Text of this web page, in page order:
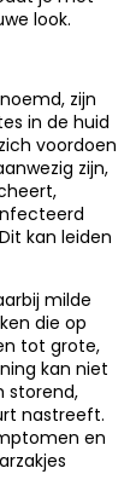
look.
zijn
in de huid
voordoen
zijn,
kan leiden
milde
die op
tot grote,
kan niet
storend,
nastreeft.
en